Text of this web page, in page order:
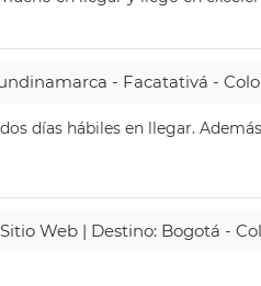
- Facatativá -
días hábiles en llegar.
Web | Destino: Bogotá -